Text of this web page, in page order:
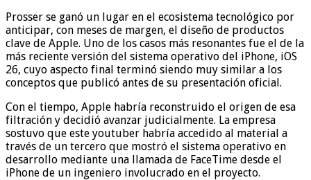
Prosser se ganó un lugar en el ecosistema tecnológico por
anticipar, con meses de margen, el diseño de productos
clave de Apple. Uno de los casos más resonantes fue el de la
más reciente versión del sistema operativo del iPhone, iOS
26, cuyo aspecto final terminó siendo muy similar a los
conceptos que publicó antes de su presentación oficial.
Con el tiempo, Apple habría reconstruido el origen de esa
filtración y decidió avanzar judicialmente. La empresa
sostuvo que este youtuber habría accedido al material a
través de un tercero que mostró el sistema operativo en
desarrollo mediante una llamada de FaceTime desde el
iPhone de un ingeniero involucrado en el proyecto.